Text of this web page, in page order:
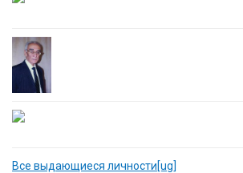
Все выдающиеся личности[ug]